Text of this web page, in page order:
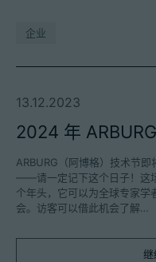
企业
13.12.2023
2024 年
ARBURG（阿博格）技术节
——请一定记下这个日子！这
个年头，它可以为全球专家学
会。访客可以借此机会了解…
继